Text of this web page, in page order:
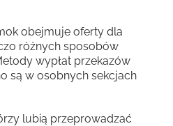
obejmuje oferty dla
różnych sposobów
wypłat przekazów
są w osobnych sekcjach
lubią przeprowadzać